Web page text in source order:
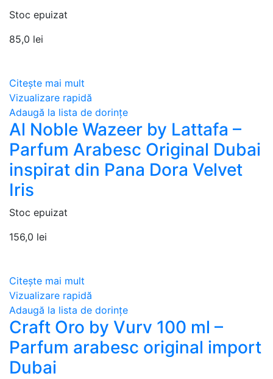
Stoc epuizat
85,0 lei
Citește mai mult
Vizualizare rapidă
Adaugă la lista de dorințe
Al Noble Wazeer by Lattafa –
Parfum Arabesc Original Dubai
inspirat din Pana Dora Velvet
Iris
Stoc epuizat
156,0 lei
Citește mai mult
Vizualizare rapidă
Adaugă la lista de dorințe
Craft Oro by Vurv 100 ml –
Parfum arabesc original import
Dubai